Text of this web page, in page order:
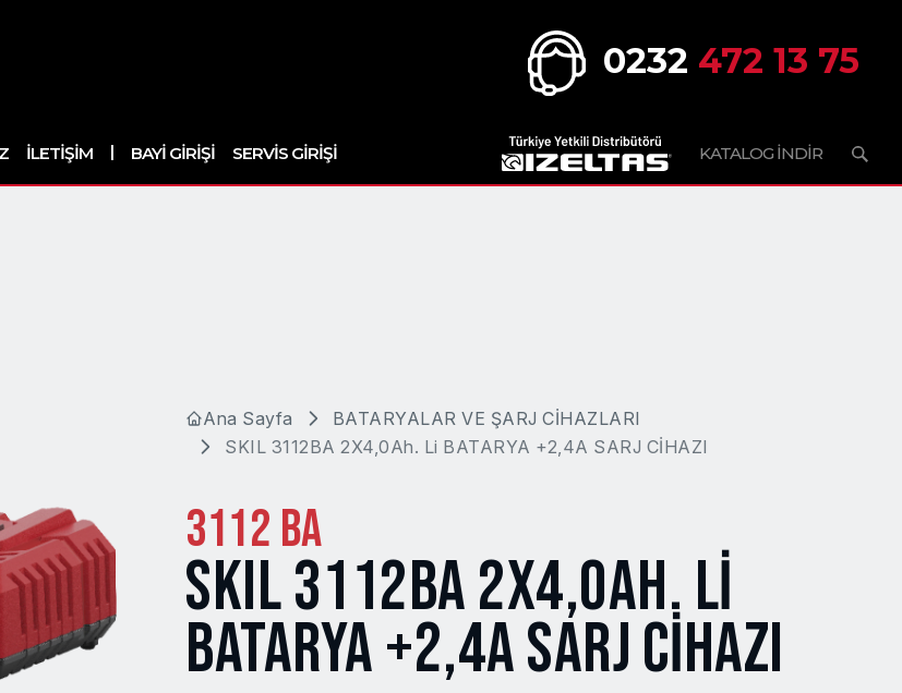
0232 472 13 75
İLETIŞIM | BAYI GIRIŞI SERVIS GIRIŞI KATALOG İNDİR
Ana Sayfa
BATARYALAR VE ŞARJ CİHAZLARI
SKIL 3112BA 2X4,0Ah. Li BATARYA +2,4A SARJ CİHAZI
3112 BA
SKIL 3112BA 2X4,0AH. LI
BATARYA +2,4A SARJ CİHAZI